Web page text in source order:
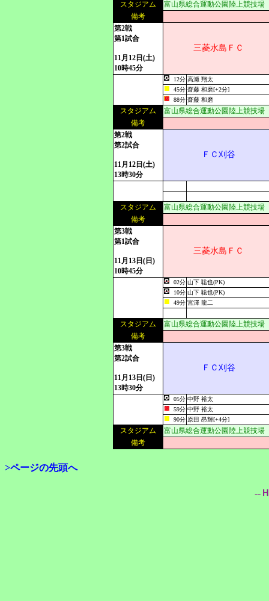
スタジアム
富山県総合運動公園陸上競技場
備考
第2戦
第1試合
11月12日(土)
10時45分
三菱水島ＦＣ
12分 高瀬 翔太
45分 齋藤 和磨[+2分]
88分 齋藤 和磨
スタジアム
富山県総合運動公園陸上競技場
備考
第2戦
第2試合
11月12日(土)
13時30分
ＦＣ刈谷
スタジアム
富山県総合運動公園陸上競技場
備考
第3戦
第1試合
11月13日(日)
10時45分
三菱水島ＦＣ
02分 山下 聡也(PK)
10分 山下 聡也(PK)
49分 宮澤 龍二
スタジアム
富山県総合運動公園陸上競技場
備考
第3戦
第2試合
11月13日(日)
13時30分
ＦＣ刈谷
05分 中野 裕太
59分 中野 裕太
90分 原田 昂輝[+4分]
スタジアム
富山県総合運動公園陸上競技場
備考
>ページの先頭へ
--